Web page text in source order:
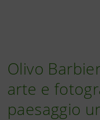
Olivo
arte e
paesaggio